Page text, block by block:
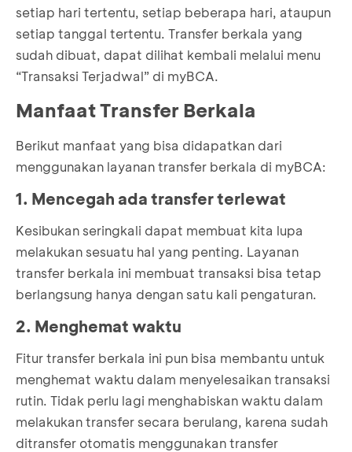
setiap hari tertentu, setiap beberapa hari, ataupun
setiap tanggal tertentu. Transfer berkala yang
sudah dibuat, dapat dilihat kembali melalui menu
“Transaksi Terjadwal” di myBCA.
Manfaat Transfer Berkala
Berikut manfaat yang bisa didapatkan dari
menggunakan layanan transfer berkala di myBCA:
1. Mencegah ada transfer terlewat
Kesibukan seringkali dapat membuat kita lupa
melakukan sesuatu hal yang penting. Layanan
transfer berkala ini membuat transaksi bisa tetap
berlangsung hanya dengan satu kali pengaturan.
2. Menghemat waktu
Fitur transfer berkala ini pun bisa membantu untuk
menghemat waktu dalam menyelesaikan transaksi
rutin. Tidak perlu lagi menghabiskan waktu dalam
melakukan transfer secara berulang, karena sudah
ditransfer otomatis menggunakan transfer